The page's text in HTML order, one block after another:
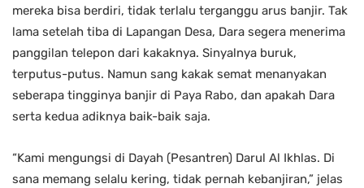
mereka bisa berdiri, tidak terlalu terganggu arus banjir. Tak
lama setelah tiba di Lapangan Desa, Dara segera menerima
panggilan telepon dari kakaknya. Sinyalnya buruk,
terputus-putus. Namun sang kakak semat menanyakan
seberapa tingginya banjir di Paya Rabo, dan apakah Dara
serta kedua adiknya baik-baik saja.
“Kami mengungsi di Dayah (Pesantren) Darul Al Ikhlas. Di
sana memang selalu kering, tidak pernah kebanjiran,” jelas